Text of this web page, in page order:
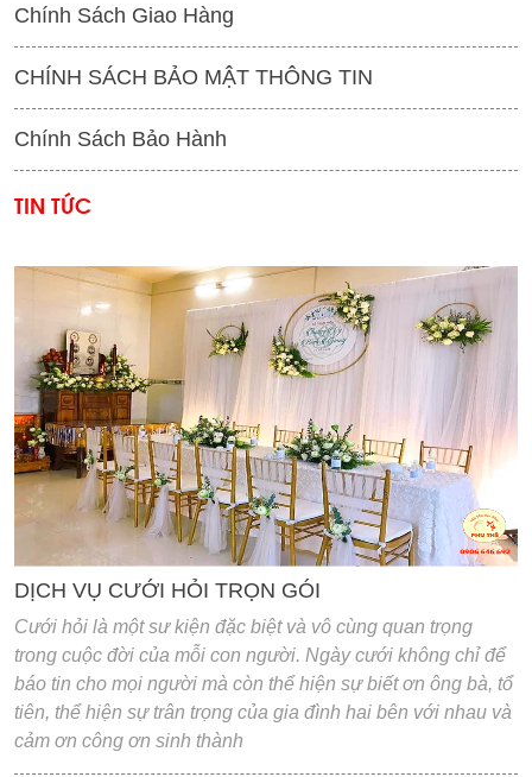
Chính Sách Giao Hàng
CHÍNH SÁCH BẢO MẬT THÔNG TIN
Chính Sách Bảo Hành
TIN TỨC
'
DỊCH VỤ CƯỚI HỎI TRỌN GÓI
Cưới hỏi là một sư kiện đặc biệt và vô cùng quan trọng
trong cuộc đời của mỗi con người. Ngày cưới không chỉ để
báo tin cho mọi người mà còn thể hiện sự biết ơn ông bà, tổ
tiên, thể hiện sự trân trọng của gia đình hai bên với nhau và
cảm ơn công ơn sinh thành